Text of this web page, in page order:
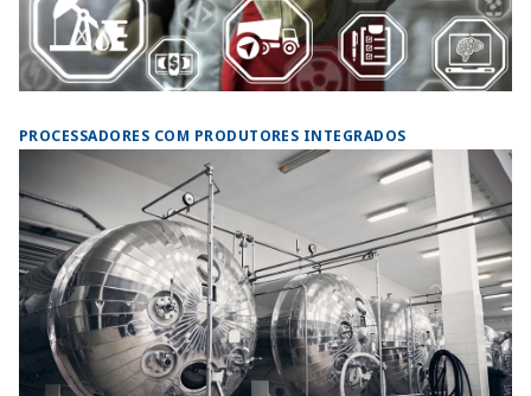
PROCESSADORES COM PRODUTORES INTEGRADOS